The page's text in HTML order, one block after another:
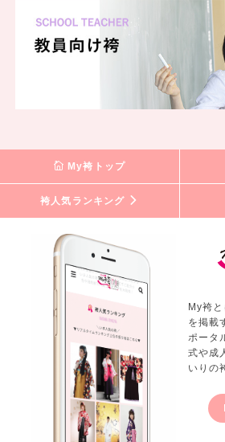
My袴トップ
袴人気ランキング
My袴
を掲載
ポータ
式や成
いりの